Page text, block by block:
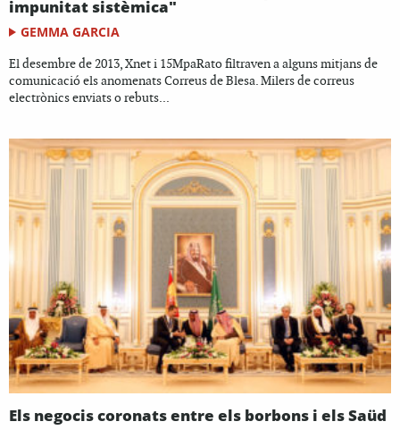
impunitat sistèmica"
GEMMA GARCIA
El desembre de 2013, Xnet i 15MpaRato filtraven a alguns mitjans de
comunicació els anomenats Correus de Blesa. Milers de correus
electrònics enviats o rebuts...
Els negocis coronats entre els borbons i els Saüd